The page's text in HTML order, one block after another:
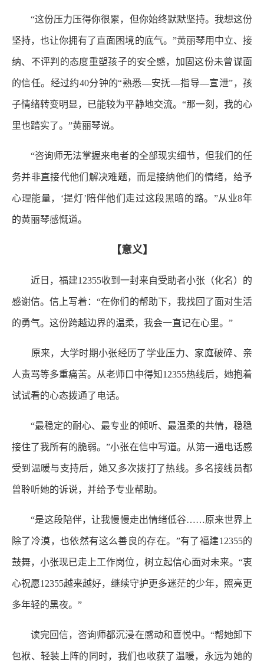
“这份压力压得你很累，但你始终默默坚持。我想这份
坚持，也让你拥有了直面困境的底气。”黄丽琴用中立、接
纳、不评判的态度重塑孩子的安全感，加固这份未曾谋面
的信任。经过约40分钟的“熟悉—安抚—指导—宣泄”，孩
子情绪转变明显，已能较为平静地交流。“那一刻，我的心
里也踏实了。”黄丽琴说。
“咨询师无法掌握来电者的全部现实细节，但我们的任
务并非直接代他们解决难题，而是接纳他们的情绪，给予
心理能量，‘提灯’陪伴他们走过这段黑暗的路。”从业8年
的黄丽琴感慨道。
【意义】
近日，福建12355收到一封来自受助者小张（化名）的
感谢信。信上写着：“在你们的帮助下，我找回了面对生活
的勇气。这份跨越边界的温柔，我会一直记在心里。”
原来，大学时期小张经历了学业压力、家庭破碎、亲
人责骂等多重痛苦。从老师口中得知12355热线后，她抱着
试试看的心态拨通了电话。
“最稳定的耐心、最专业的倾听、最温柔的共情，稳稳
接住了我所有的脆弱。”小张在信中写道。从第一通电话感
受到温暖与支持后，她又多次拨打了热线。多名接线员都
曾聆听她的诉说，并给予专业帮助。
“是这段陪伴，让我慢慢走出情绪低谷……原来世界上
除了冷漠，也依然有这么善良的存在。”有了福建12355的
鼓舞，小张现已走上工作岗位，树立起信心面对未来。“衷
心祝愿12355越来越好，继续守护更多迷茫的少年，照亮更
多年轻的黑夜。”
读完回信，咨询师都沉浸在感动和喜悦中。“帮她卸下
包袱、轻装上阵的同时，我们也收获了温暖，永远为她的